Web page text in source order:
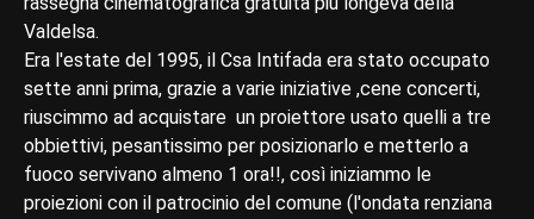
Valdelsa.
Era l'estate del 1995, il Csa Intifada era stato occupato
sette anni prima, grazie a varie iniziative ,cene concerti,
riuscimmo ad acquistare un proiettore usato quelli a tre
obbiettivi, pesantissimo per posizionarlo e metterlo a
fuoco servivano almeno 1 ora!!, così iniziammo le
proiezioni con il patrocinio del comune (l'ondata renziana